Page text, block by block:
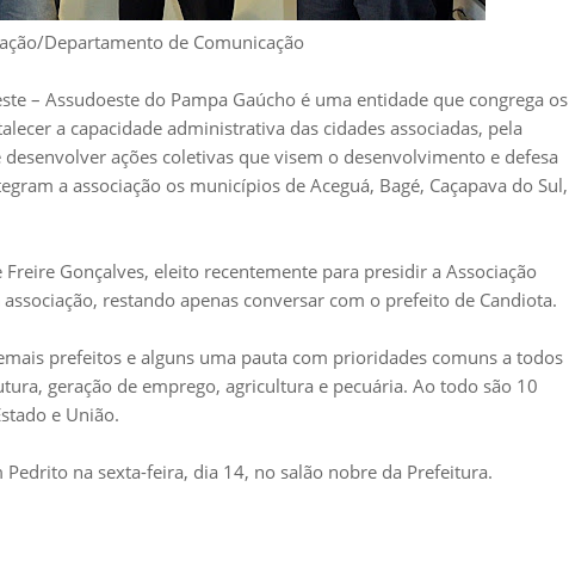
Departamento de Comunicação
– Assudoeste do Pampa Gaúcho é uma entidade que congrega os
a capacidade administrativa das cidades associadas, pela
ações coletivas que visem o desenvolvimento e defesa
a associação os municípios de Aceguá, Bagé, Caçapava do Sul,
Gonçalves, eleito recentemente para presidir a Associação
restando apenas conversar com o prefeito de Candiota.
prefeitos e alguns uma pauta com prioridades comuns a todos
geração de emprego, agricultura e pecuária. Ao todo são 10
e União.
na sexta-feira, dia 14, no salão nobre da Prefeitura.